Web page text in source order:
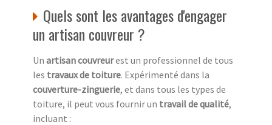
Quels sont les avantages d'engager
un artisan couvreur ?
Un artisan couvreurest un professionnel de tous
les travaux de toiture. Expérimenté dans la
couverture-zinguerie, et dans tous les types de
toiture, il peut vous fournir un travail de qualité,
incluant :